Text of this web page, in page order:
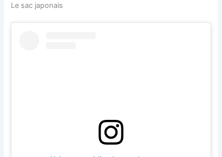
Le sac japonais